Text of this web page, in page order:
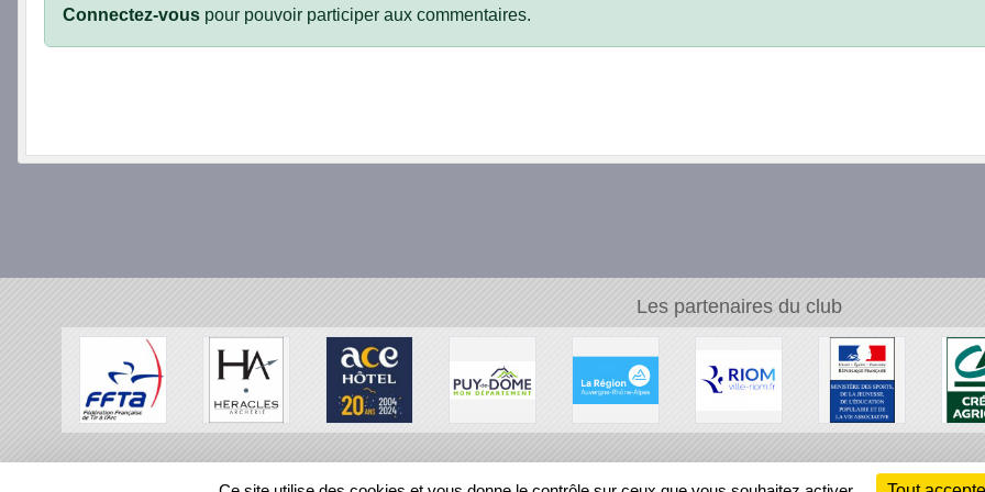
Connectez-vous pour pouvoir participer aux commentaires.
Les partenaires du club
REGIONS